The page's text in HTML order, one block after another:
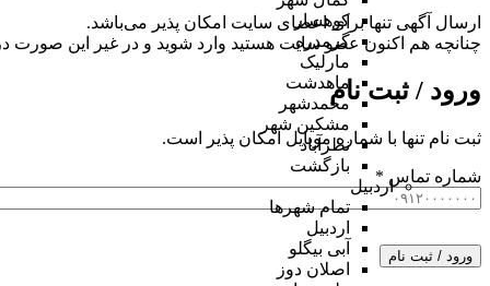
ارسال آگهی تنها برای اعضای سایت امکان پذیر می‌باشد.
چنانچه هم‌ اکنون عضو سایت هستید وارد شوید و در غیر این صورت
ورود / ثبت نام
ثبت نام تنها با شماره موبایل امکان پذیر است.
شماره تماس *
ورود / ثبت نام
کوهسار
گرمدره
مارلیک
ماهدشت
محمدشهر
مشکین شهر
نظرآباد
بازگشت
اردبیل
تمام شهر‌ها
اردبیل
آبی بیگلو
اصلان دوز